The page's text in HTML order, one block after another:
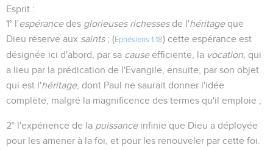
Esprit :
1° l'espérancedes glorieuses richessesde l'héritageque
Dieu réserve aux saints; (Ephésiens 1.18) cette espérance est
désignée ici d'abord, par sa causeefficiente, la vocation , qui
a lieu par la prédication de l'Evangile, ensuite, par son objet
qui est l'héritage, dont Paul ne saurait donner l'idée
complète, malgré la magnificence des termes qu'il emploie ;
2° l'expérience de la puissanceinfinie que Dieu a déployée
pour les amener à la foi, et pour les renouveler par cette foi.